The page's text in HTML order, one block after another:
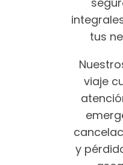
tus
viaje
y